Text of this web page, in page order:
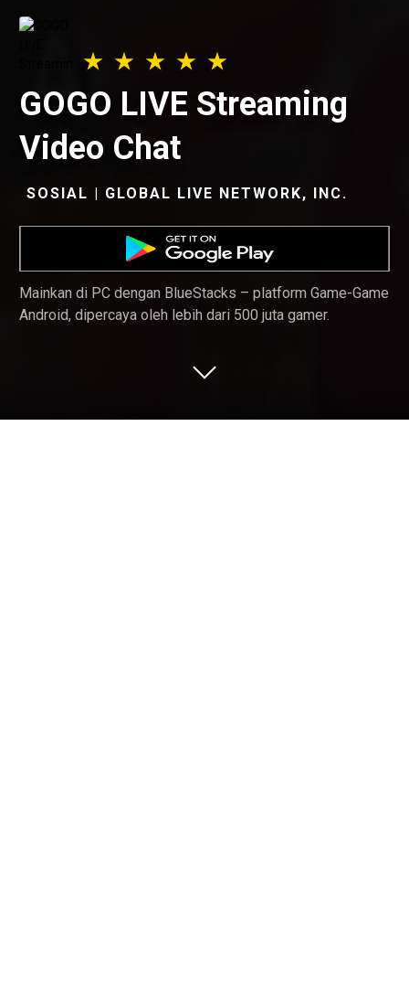
GOGO LIVE Streaming
Video Chat
SOSIAL | GLOBAL LIVE NETWORK, INC.
Mainkan di PC dengan BlueStacks – platform Game-Game
Android, dipercaya oleh lebih dari 500 juta gamer.